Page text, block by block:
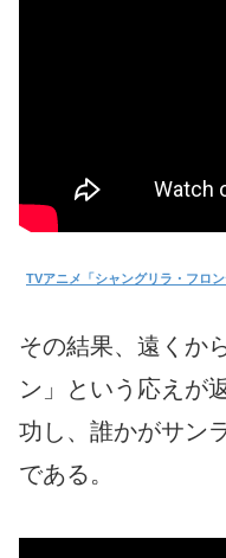
TVアニメ「シャングリラ・フロ
その結果、遠くか
ン」という応えが
功し、誰かがサン
である。